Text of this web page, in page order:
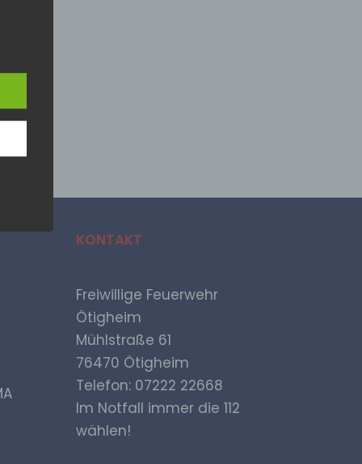
KONTAKT
Freiwillige Feuerwehr
Ötigheim
Mühlstraße 61
76470 Ötigheim
Telefon: 07222 22668
Im Notfall immer die 112
wählen!